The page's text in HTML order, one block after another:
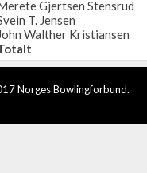
Gjertsen Stensrud
T. Jensen
Walther Kristiansen
Norges Bowlingforbund.